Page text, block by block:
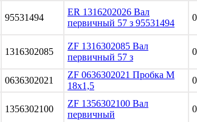
95531494
ER 1316202026 Вал
первичный 57 з 95531494
0
1316302085
ZF 1316302085 Вал
первичный 57 з
0
0636302021
ZF 0636302021 Пробка М
18x1,5
0
1356302100
ZF 1356302100 Вал
первичный
0